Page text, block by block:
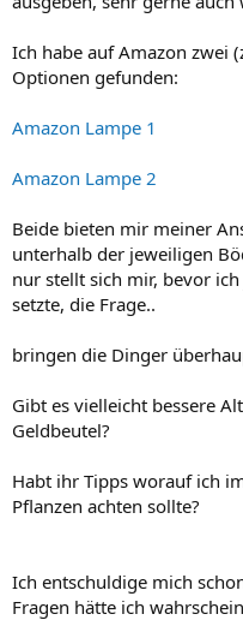
Ich habe auf Amazon zwei
Optionen gefunden:
Amazon Lampe 1
Amazon Lampe 2
Beide bieten mir meiner
unterhalb der jeweiligen
nur stellt sich mir, bevor
setzte, die Frage..
bringen die Dinger
Gibt es vielleicht bessere
Geldbeutel?
Habt ihr Tipps worauf ich
Pflanzen achten sollte?
Ich entschuldige mich
Fragen hätte ich